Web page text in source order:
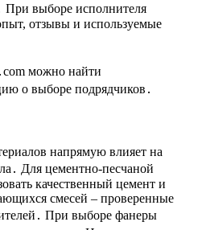
При выборе исполнителя
отзывы и используемые
можно найти
о выборе подрядчиков․
напрямую влияет на
Для цементно-песчаной
качественный цемент и
смесей – проверенные
При выборе фанеры